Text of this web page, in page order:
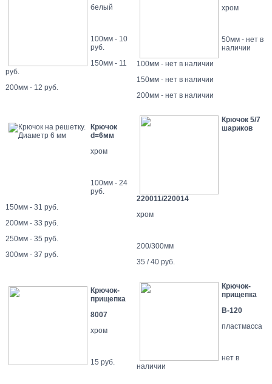
белый
100мм - 10
руб.
150мм - 11
руб.
200мм - 12 руб.
хром
50мм - нет в
наличии
100мм - нет в наличии
150мм - нет в наличии
200мм - нет в наличии
Крючок
d=6мм
хром
100мм - 24
руб.
150мм - 31 руб.
200мм - 33 руб.
250мм - 35 руб.
300мм - 37 руб.
Крючок 5/7
шариков
220011/220014
хром
200/300мм
35 / 40 руб.
Крючок-
прищепка
8007
хром
15 руб.
Крючок-
прищепка
В-120
пластмасса
нет в
наличии